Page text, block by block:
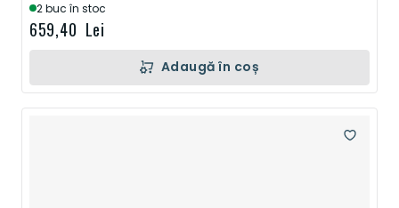
2 buc în stoc
659,40 Lei
Adaugă în coș